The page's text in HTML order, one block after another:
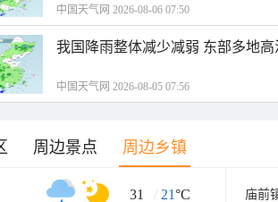
中国天气网 2026-08-06 07:50
我国降雨整体减少减弱 东部多地
中国天气网 2026-08-05 07:56
周边景点 周边乡镇
31 / 21°C 庙前